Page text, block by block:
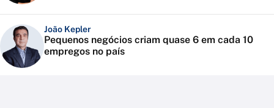
João Kepler
Pequenos negócios criam quase 6 em cada 10
empregos no país